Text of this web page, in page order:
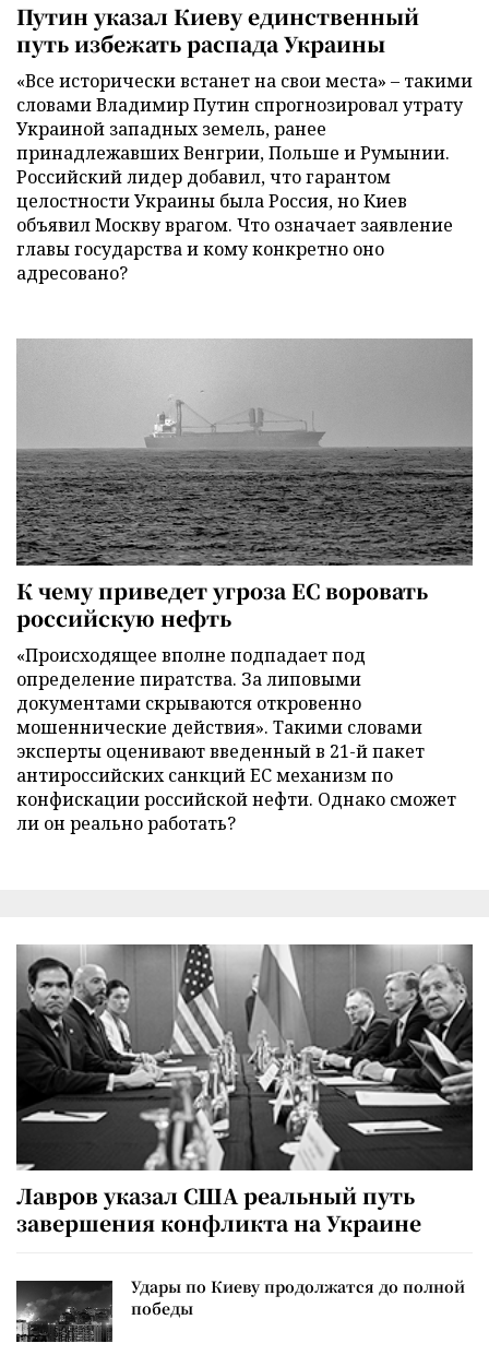
Путин указал Киеву единственный
путь избежать распада Украины
«Все исторически встанет на свои места» – такими
словами Владимир Путин спрогнозировал утрату
Украиной западных земель, ранее
принадлежавших Венгрии, Польше и Румынии.
Российский лидер добавил, что гарантом
целостности Украины была Россия, но Киев
объявил Москву врагом. Что означает заявление
главы государства и кому конкретно оно
адресовано?
К чему приведет угроза ЕС воровать
российскую нефть
«Происходящее вполне подпадает под
определение пиратства. За липовыми
документами скрываются откровенно
мошеннические действия». Такими словами
эксперты оценивают введенный в 21-й пакет
антироссийских санкций ЕС механизм по
конфискации российской нефти. Однако сможет
ли он реально работать?
Лавров указал США реальный путь
завершения конфликта на Украине
Удары по Киеву продолжатся до полной
победы